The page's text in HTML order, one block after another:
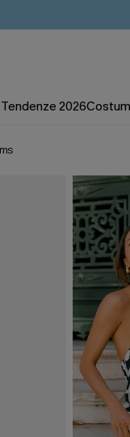
Tendenze 2026